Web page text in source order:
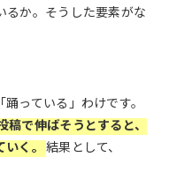
るか。そうした要素がな
っている」わけです。
稿で伸ばそうとすると、
く。 結果として、